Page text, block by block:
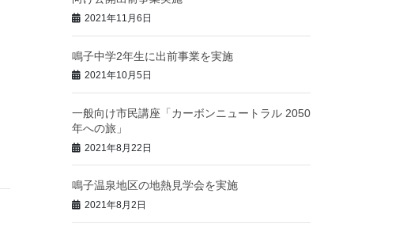
2021年11月6日
鳴子中学2年生に出前事業を実施
2021年10月5日
一般向け市民講座「カーボンニュートラル 2050
年への旅」
2021年8月22日
鳴子温泉地区の地熱見学会を実施
2021年8月2日